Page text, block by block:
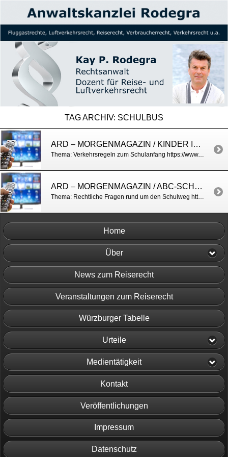
TAG ARCHIV: SCHULBUS
ARD – MORGENMAGAZIN / KINDER IM STRASSENVERKEHR
Thema: Verkehrsregeln zum Schulanfang https://www.daserste.de/information/politik-weltgeschehen/morgenmagazin/service/service-Kinder-im-Strassenverkehr-100.html
ARD – MORGENMAGAZIN / ABC-SCHÜTZEN UNTERWEGS
Thema: Rechtliche Fragen rund um den Schulweg http://www.daserste.de/information/politik-weltgeschehen/morgenmagazin/service/service-Achtung-Kinder-unterwegs-100.html
Home
Über
News zum Reiserecht
Veranstaltungen zum Reiserecht
Würzburger Tabelle
Urteile
Medientätigkeit
Kontakt
Veröffentlichungen
Impressum
Datenschutz